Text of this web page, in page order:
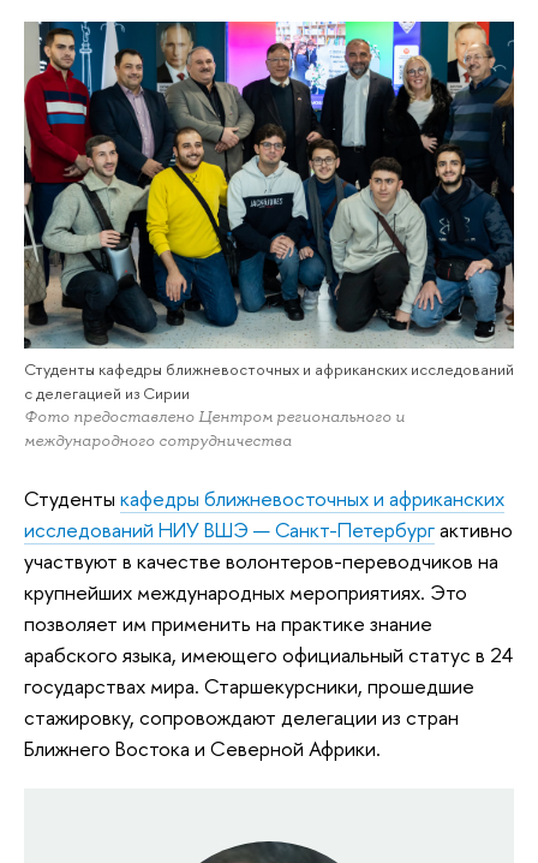
Студенты кафедры ближневосточных и африканских исследований
с делегацией из Сирии
Фото предоставлено Центром регионального и
международного сотрудничества
Студенты кафедры ближневосточных и африканских
исследований НИУ ВШЭ — Санкт-Петербургактивно
участвуют в качестве волонтеров-переводчиков на
крупнейших международных мероприятиях. Это
позволяет им применить на практике знание
арабского языка, имеющего официальный статус в 24
государствах мира. Старшекурсники, прошедшие
стажировку, сопровождают делегации из стран
Ближнего Востока и Северной Африки.